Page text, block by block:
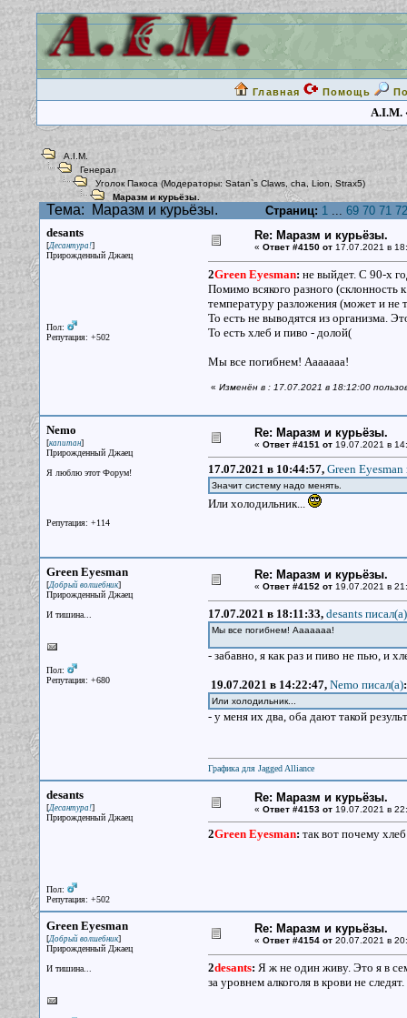
Главная Помощь
A.I.M.
A.I.M.
Генерал
Уголок Пакоса (Модераторы:Satan`s Claws, cha Lion Strax5)
Маразм и курьёзы.
Тема: Маразм и курьёзы. Страниц: 1... 69 70 71 72
desants
[Десантура!]
Прирожденный Джаец
Пол:
Репутация: +502
Re: Маразм и курьёзы.
« Ответ #4150 от17.07.2021 в
2Green Eyesman: не выйдет. С 90-х
Помимо всякого разного (склонность
температуру разложения (может и не
То есть не выводятся из организма.
То есть хлеб и пиво - долой(
Мы все погибнем! Ааааааа!
« Изменён в : 17.07.2021 в 18:12:00
Nemo
[капитан]
Прирожденный Джаец
Я люблю этот Форум!
Репутация: +114
Re: Маразм и курьёзы.
« Ответ #4151 от19.07.2021 в
17.07.2021 в 10:44:57, Green Eyesman
Значит систему надо менять.
Или холодильник...
Green Eyesman
[Добрый волшебник]
Прирожденный Джаец
И тишина...
Пол:
Репутация: +680
Re: Маразм и курьёзы.
« Ответ #4152 от19.07.2021 в
17.07.2021 в 18:11:33, desants писал(a)
Мы все погибнем! Ааааааа!
- забавно, я как раз и пиво не пью, и
19.07.2021 в 14:22:47, Nemo писал(a):
Или холодильник...
- у меня их два, оба дают такой
Графика для Jagged Alliance
desants
[Десантура!]
Прирожденный Джаец
Пол:
Репутация: +502
Re: Маразм и курьёзы.
« Ответ #4153 от19.07.2021 в
2Green Eyesman: так вот почему
Green Eyesman
[Добрый волшебник]
Прирожденный Джаец
И тишина...
Re: Маразм и курьёзы.
« Ответ #4154 от20.07.2021 в
2desants: Я ж не один живу. Это я в
за уровнем алкоголя в крови не